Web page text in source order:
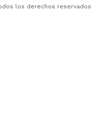
los derechos reservados